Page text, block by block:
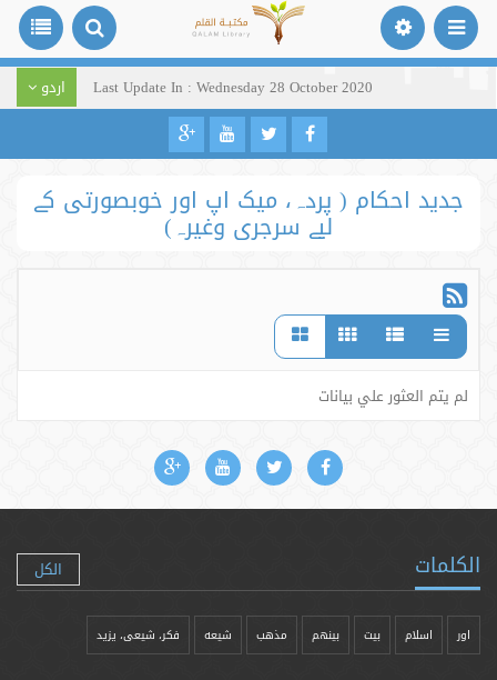
Last Update In : Wednesday 28 October 2020 اردو
جدید احکام ( پردہ، میک اپ اور خوبصورتی کے
لیے سرجری وغیرہ)
لم يتم العثور علي بيانات
الكلمات الكل
اور اسلام بیت بينهم مذهب شيعه فکر، شیعی، یزيد